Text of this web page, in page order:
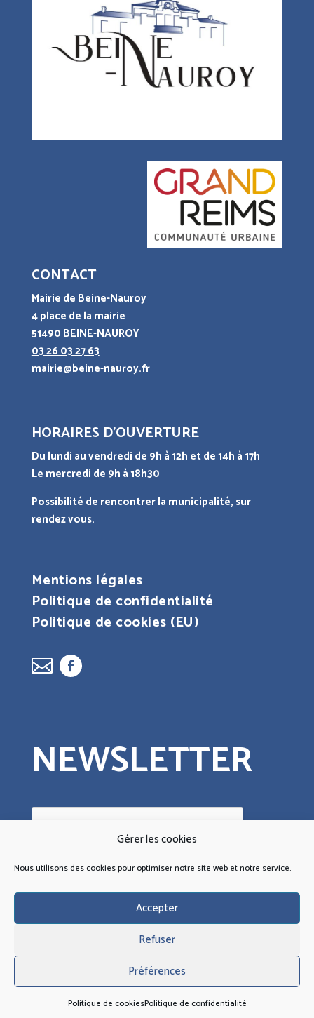
Gérer les cookies
Nous utilisons des cookies pour optimiser notre site web et notre service.
Accepter
Refuser
Préférences
Politique de cookiesPolitique de confidentialité
CONTACT
Mairie de Beine-Nauroy
4 place de la mairie
51490 BEINE-NAUROY
03 26 03 27 63
mairie@beine-nauroy.fr
HORAIRES D’OUVERTURE
Du lundi au vendredi de 9h à 12h et de 14h à 17h
Le mercredi de 9h à 18h30
Possibilité de rencontrer la municipalité, sur
rendez vous.
Mentions légales
Politique de confidentialité
Politique de cookies (EU)
NEWSLETTER
consentement.
Je comprends qu’en m’abonnant, je
choisis explicitement de recevoir la
et à tout moment me désinscrire.